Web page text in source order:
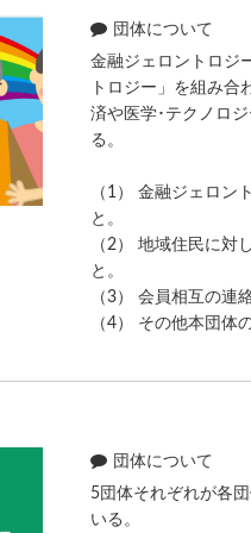
団体について
金融ジェロントロジ
トロジー」を組み合
済や医学･テクノロ
る。
（1） 金融ジェロン
と。
（2） 地域住民に対
と。
（3） 会員相互の連
（4） その他本団体
団体について
5団体それぞれが各
いる。